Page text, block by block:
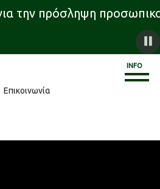
την πρόσληψη
INFO
Επικοινωνία